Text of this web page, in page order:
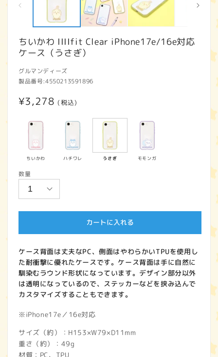
ちいかわ IIIIfit Clear iPhone17e/16e対応
ケース（うさぎ）
グルマンディーズ
製品番号:4550213591896
通
格
¥3,278 (税込)
ちいかわ ハチワレ うさぎ モモンガ
数量
カートに入れる
ケース背面は丈夫なPC、側面はやわらかいTPUを使用し
た耐衝撃に優れたケースです。ケース背面は手に自然に
馴染むラウンド形状になっています。デザイン部分以外
は透明になっているので、ステッカーなどを挟み込んで
カスタマイズすることもできます。
※iPhone17e／16e対応
サイズ（約）：H153×W79×D11mm
重さ（約）：49g
材質：PC、TPU